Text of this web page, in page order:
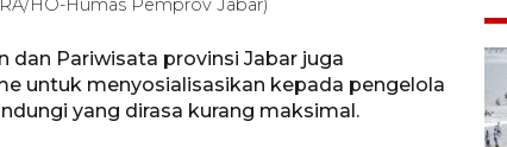
HO-Humas Pemprov Jabar)
dan Pariwisata provinsi Jabar juga
untuk menyosialisasikan kepada pengelola
yang dirasa kurang maksimal.